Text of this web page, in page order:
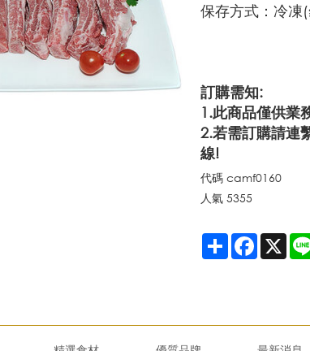
保存方式：冷
訂購需知:
1.此商品僅供業
2.若需訂購請連
線!
代碼 camf0160
人氣 5355
Share X